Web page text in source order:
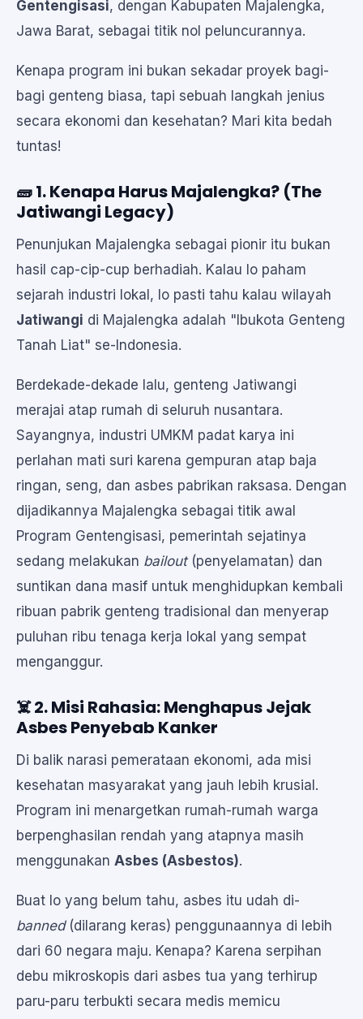
Gentengisasi, dengan Kabupaten Majalengka,
Jawa Barat, sebagai titik nol peluncurannya.
Kenapa program ini bukan sekadar proyek bagi-
bagi genteng biasa, tapi sebuah langkah jenius
secara ekonomi dan kesehatan? Mari kita bedah
tuntas!
🧱 1. Kenapa Harus Majalengka? (The
Jatiwangi Legacy)
Penunjukan Majalengka sebagai pionir itu bukan
hasil cap-cip-cup berhadiah. Kalau lo paham
sejarah industri lokal, lo pasti tahu kalau wilayah
Jatiwangi di Majalengka adalah "Ibukota Genteng
Tanah Liat" se-Indonesia.
Berdekade-dekade lalu, genteng Jatiwangi
merajai atap rumah di seluruh nusantara.
Sayangnya, industri UMKM padat karya ini
perlahan mati suri karena gempuran atap baja
ringan, seng, dan asbes pabrikan raksasa. Dengan
dijadikannya Majalengka sebagai titik awal
Program Gentengisasi, pemerintah sejatinya
sedang melakukan bailout(penyelamatan) dan
suntikan dana masif untuk menghidupkan kembali
ribuan pabrik genteng tradisional dan menyerap
puluhan ribu tenaga kerja lokal yang sempat
menganggur.
☠️ 2. Misi Rahasia: Menghapus Jejak
Asbes Penyebab Kanker
Di balik narasi pemerataan ekonomi, ada misi
kesehatan masyarakat yang jauh lebih krusial.
Program ini menargetkan rumah-rumah warga
berpenghasilan rendah yang atapnya masih
menggunakan Asbes (Asbestos).
Buat lo yang belum tahu, asbes itu udah di-
banned(dilarang keras) penggunaannya di lebih
dari 60 negara maju. Kenapa? Karena serpihan
debu mikroskopis dari asbes tua yang terhirup
paru-paru terbukti secara medis memicu